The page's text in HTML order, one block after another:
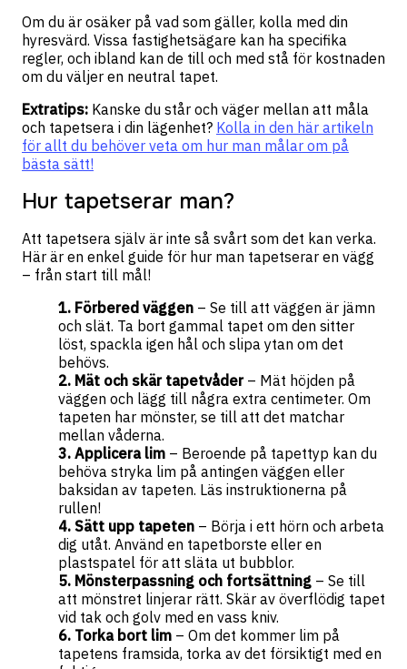
Om du är osäker på vad som gäller, kolla med din
hyresvärd. Vissa fastighetsägare kan ha specifika
regler, och ibland kan de till och med stå för kostnaden
om du väljer en neutral tapet.
Extratips: Kanske du står och väger mellan att måla
och tapetsera i din lägenhet? Kolla in den här artikeln
för allt du behöver veta om hur man målar om på
bästa sätt!
Hur tapetserar man?
Att tapetsera själv är inte så svårt som det kan verka.
Här är en enkel guide för hur man tapetserar en vägg
– från start till mål!
Förbered väggen – Se till att väggen är jämn
och slät. Ta bort gammal tapet om den sitter
löst, spackla igen hål och slipa ytan om det
behövs.
Mät och skär tapetvåder– Mät höjden på
väggen och lägg till några extra centimeter. Om
tapeten har mönster, se till att det matchar
mellan våderna.
Applicera lim – Beroende på tapettyp kan du
behöva stryka lim på antingen väggen eller
baksidan av tapeten. Läs instruktionerna på
rullen!
Sätt upp tapeten – Börja i ett hörn och arbeta
dig utåt. Använd en tapetborste eller en
plastspatel för att släta ut bubblor.
Mönsterpassning och fortsättning – Se till
att mönstret linjerar rätt. Skär av överflödig tapet
vid tak och golv med en vass kniv.
Torka bort lim – Om det kommer lim på
tapetens framsida, torka av det försiktigt med en